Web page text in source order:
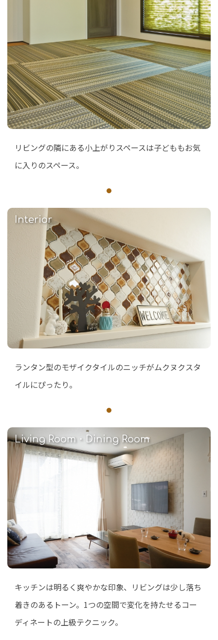
リビングの隣にある小上がりスペースは子どももお気
に入りのスペース。
Interior
ランタン型のモザイクタイルのニッチがムクヌクスタ
イルにぴったり。
Living Room・Dining Room
キッチンは明るく爽やかな印象、リビングは少し落ち
着きのあるトーン。1つの空間で変化を持たせるコー
ディネートの上級テクニック。